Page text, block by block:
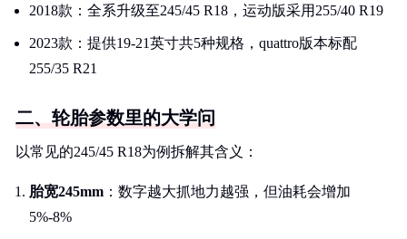
2018款：全系升级至245/45 R18，运动版采用255/40 R19
2023款：提供19-21英寸共5种规格，quattro版本标配
255/35 R21
二、轮胎参数里的大学问
以常见的245/45 R18为例拆解其含义：
胎宽245mm ：数字越大抓地力越强，但油耗会增加
5%-8%